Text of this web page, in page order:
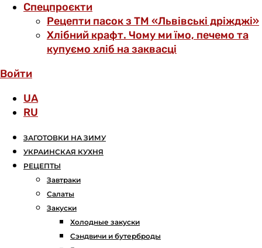
Спецпроєкти
Рецепти пасок з ТМ «Львівські дріжджі»
Хлібний крафт. Чому ми їмо, печемо та
купуємо хліб на заквасці
Войти
UA
RU
ЗАГОТОВКИ НА ЗИМУ
УКРАИНСКАЯ КУХНЯ
РЕЦЕПТЫ
Завтраки
Салаты
Закуски
Холодные закуски
Сэндвичи и бутерброды